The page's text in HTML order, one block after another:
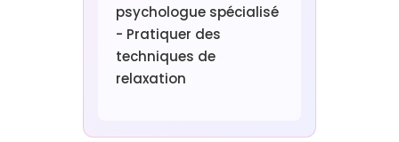
psychologue spécialisé
- Pratiquer des
techniques de
relaxation